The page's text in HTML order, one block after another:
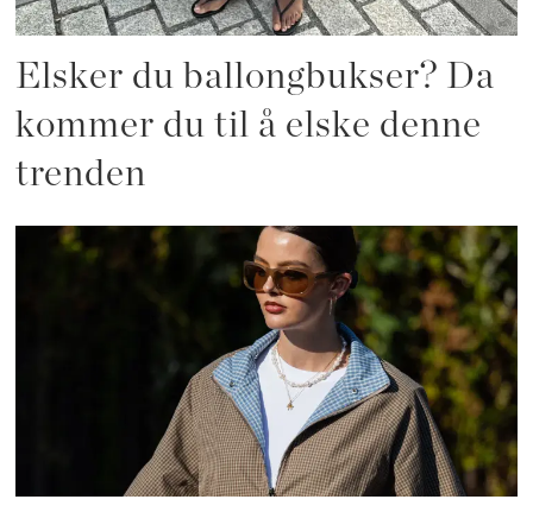
Elsker du ballongbukser? Da
kommer du til å elske denne
trenden